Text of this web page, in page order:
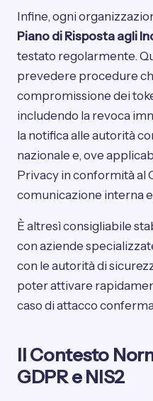
Infine, ogni
Piano di Risposta agli
testato regolarmente.
prevedere procedure
compromissione dei
includendo la revoca
la notifica alle autorità
nazionale e, ove
Privacy in conformità al
comunicazione interna
È altresì consigliabile
con aziende
con le autorità di
poter attivare
caso di attacco
Il Contesto
GDPR e NIS2